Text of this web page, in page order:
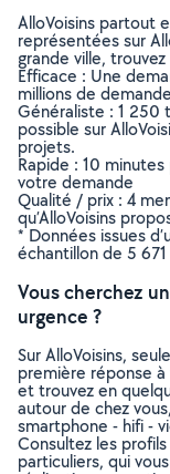
AlloVoisins partout
représentées sur
grande ville,
Efficace : Une
millions de
Généraliste : 1
possible sur
projets.
Rapide : 10
votre demande
Qualité / prix : 4
qu’AlloVoisins
* Données issues
échantillon de 5
Vous cherchez
urgence ?
Sur AlloVoisins,
première réponse
et trouvez en
autour de chez
smartphone - hifi -
Consultez les
particuliers, qui